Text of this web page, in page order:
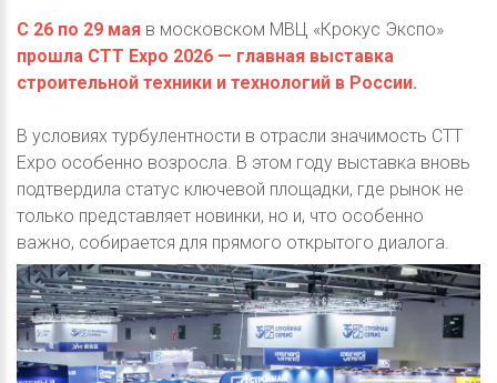
С 26 по 29 мая в московском МВЦ «Крокус Экспо»
прошла CTT Expo 2026 — главная выставка
строительной техники и технологий в России.
В условиях турбулентности в отрасли значимость CTT
Expo особенно возросла. В этом году выставка вновь
подтвердила статус ключевой площадки, где рынок не
только представляет новинки, но и, что особенно
важно, собирается для прямого открытого диалога.